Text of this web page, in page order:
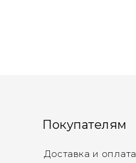
Покупателям
Доставка и оплата